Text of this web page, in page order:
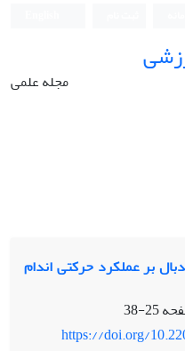
مجله علمی
بر عملکرد حرکتی اندام
25-38
https://doi.org/